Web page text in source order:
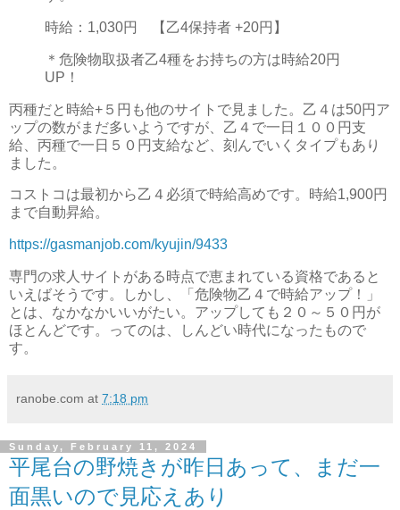
時給：1,030円 【乙4保持者 +20円】
＊危険物取扱者乙4種をお持ちの方は時給20円
UP！
丙種だと時給+５円も他のサイトで見ました。乙４は50円ア
ップの数がまだ多いようですが、乙４で一日１００円支
給、丙種で一日５０円支給など、刻んでいくタイプもあり
ました。
コストコは最初から乙４必須で時給高めです。時給1,900円
まで自動昇給。
https://gasmanjob.com/kyujin/9433
専門の求人サイトがある時点で恵まれている資格であると
いえばそうです。しかし、「危険物乙４で時給アップ！」
とは、なかなかいいがたい。アップしても２０～５０円が
ほとんどです。ってのは、しんどい時代になったもので
す。
ranobe.com at 7:18 pm
Sunday, February 11, 2024
平尾台の野焼きが昨日あって、まだ一
面黒いので見応えあり